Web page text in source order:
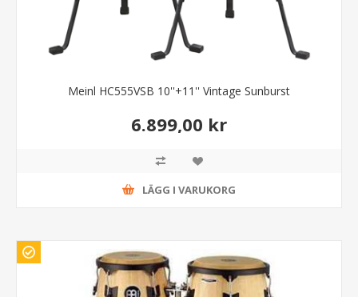
Meinl HC555VSB 10''+11'' Vintage Sunburst
6.899,00 kr
LÄGG I VARUKORG